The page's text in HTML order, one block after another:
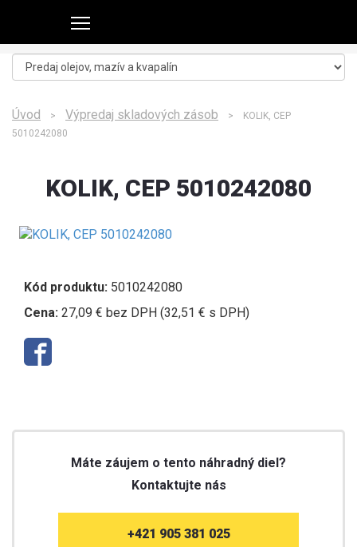
Úvod > Výpredaj skladových zásob > KOLIK, CEP
5010242080
KOLIK, CEP 5010242080
Kód produktu: 5010242080
Cena: 27,09 € bez DPH (32,51 € s DPH)
Máte záujem o tento náhradný diel?
Kontaktujte nás
+421 905 381 025